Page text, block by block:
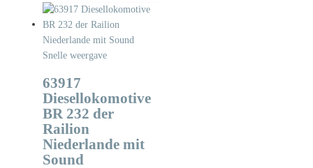
Snelle weergave
63917
Diesellokomotive
BR 232 der
Railion
Niederlande mit
Sound